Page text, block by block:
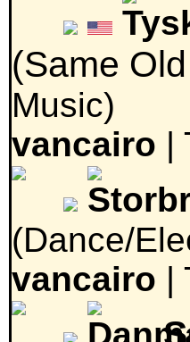
(Same
Music)
vancairo |
(Dance/
vancairo |